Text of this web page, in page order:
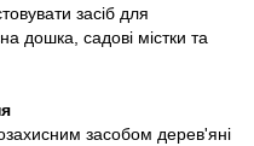
засіб для
дошка, садові містки та
засобом дерев'яні